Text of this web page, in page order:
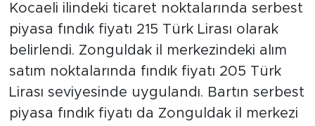
Kocaeli ilindeki ticaret noktalarında serbest
piyasa fındık fiyatı 215 Türk Lirası olarak
belirlendi. Zonguldak il merkezindeki alım
satım noktalarında fındık fiyatı 205 Türk
Lirası seviyesinde uygulandı. Bartın serbest
piyasa fındık fiyatı da Zonguldak il merkezi